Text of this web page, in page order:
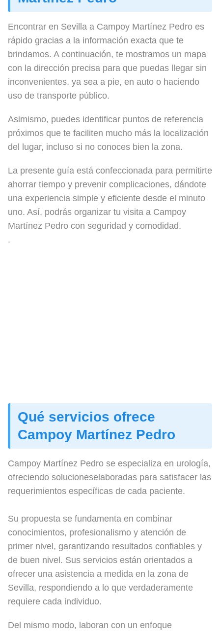
Encontrar en Sevilla a Campoy Martínez Pedro es
rápido gracias a la información exacta que te
brindamos. A continuación, te mostramos un mapa
con la dirección precisa para que puedas llegar sin
inconvenientes, ya sea a pie, en auto o haciendo
uso de transporte público.
Asimismo, puedes identificar puntos de referencia
próximos que te faciliten mucho más la localización
del lugar, incluso si no conoces bien la zona.
La presente guía está confeccionada para permitirte
ahorrar tiempo y prevenir complicaciones, dándote
una experiencia simple y eficiente desde el minuto
uno. Así, podrás organizar tu visita a Campoy
Martínez Pedro con seguridad y comodidad.
.
Qué servicios ofrece
Campoy Martínez Pedro
Campoy Martínez Pedro se especializa en urología,
ofreciendo solucioneselaboradas para satisfacer las
requerimientos específicas de cada paciente.
Su propuesta se fundamenta en combinar
conocimientos, profesionalismo y atención de
primer nivel, garantizando resultados confiables y
de buen nivel. Sus servicios están orientados a
ofrecer una asistencia a medida en la zona de
Sevilla, respondiendo a lo que verdaderamente
requiere cada individuo.
Del mismo modo, laboran con un enfoque